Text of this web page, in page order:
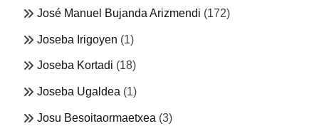
José Manuel Bujanda Arizmendi (172)
Joseba Irigoyen (1)
Joseba Kortadi (18)
Joseba Ugaldea (1)
Josu Besoitaormaetxea (3)